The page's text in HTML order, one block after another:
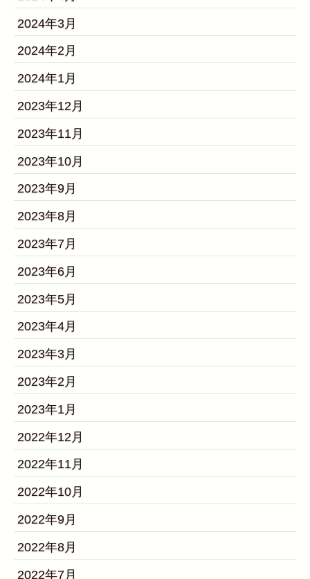
2024年3月
2024年2月
2024年1月
2023年12月
2023年11月
2023年10月
2023年9月
2023年8月
2023年7月
2023年6月
2023年5月
2023年4月
2023年3月
2023年2月
2023年1月
2022年12月
2022年11月
2022年10月
2022年9月
2022年8月
2022年7月